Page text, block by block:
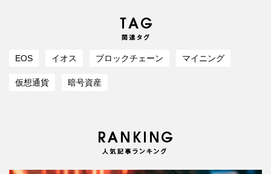
EOS イオス ブロックチェーン マイニング
仮想通貨 暗号資産